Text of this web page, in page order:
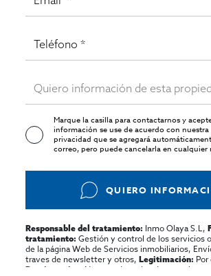
Marque la casilla para contactarnos y
información se use de acuerdo con nuestra
privacidadque se agregará
correo, pero puede cancelarla en
QUIERO
Responsable del tratamiento: Inmo Olaya S.L,
tratamiento: Gestión y control de los servicios
de la página Web de Servicios inmobiliarios,
traves de newsletter y otros,Legitimación:
Destinatarios:
No se cederan los datos, salvo